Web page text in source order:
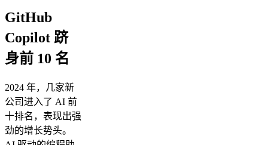
GitHub
Copilot 跻
身前 10 名
2024 年，几家新
公司进入了 AI 前
十排名，表现出强
劲的增长势头。